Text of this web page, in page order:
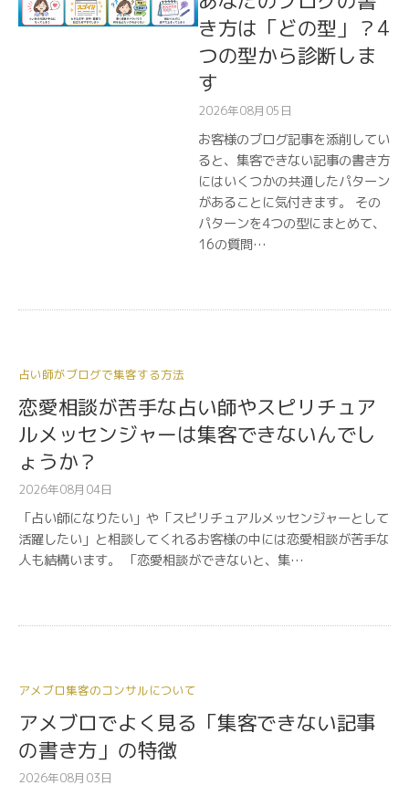
き方は「どの型」？4
つの型から診断しま
す
2026年08月05日
お客様のブログ記事を添削してい
ると、集客できない記事の書き方
にはいくつかの共通したパターン
があることに気付きます。 その
パターンを4つの型にまとめて、
16の質問…
占い師がブログで集客する方法
恋愛相談が苦手な占い師やスピリチュア
ルメッセンジャーは集客できないんでし
ょうか？
2026年08月04日
「占い師になりたい」や「スピリチュアルメッセンジャーとして
活躍したい」と相談してくれるお客様の中には恋愛相談が苦手な
人も結構います。 「恋愛相談ができないと、集…
アメブロ集客のコンサルについて
アメブロでよく見る「集客できない記事
の書き方」の特徴
2026年08月03日